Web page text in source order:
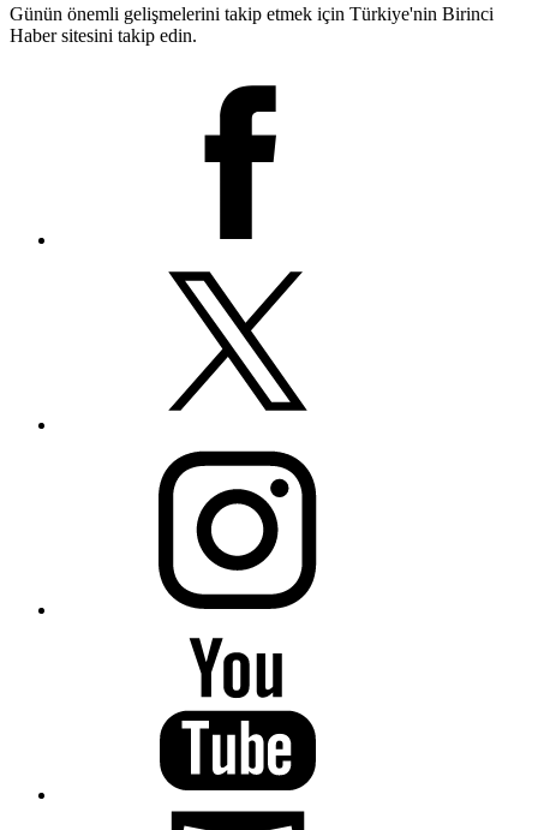
Günün önemli gelişmelerini takip etmek için Türkiye'nin Birinci
Haber sitesini takip edin.